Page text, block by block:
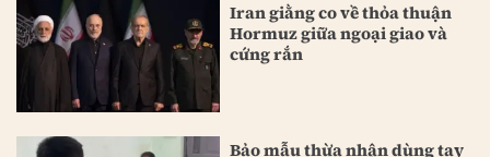
Iran giằng co về thỏa thuận
Hormuz giữa ngoại giao và
cứng rắn
Bảo mẫu thừa nhận dùng tay